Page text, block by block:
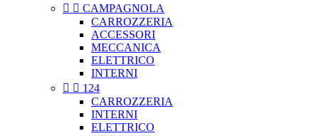
  CAMPAGNOLA
CARROZZERIA
ACCESSORI
MECCANICA
ELETTRICO
INTERNI
  124
CARROZZERIA
INTERNI
ELETTRICO